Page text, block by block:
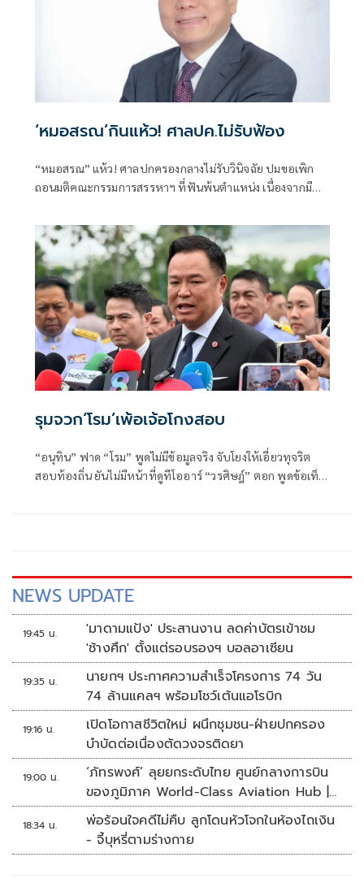
‘หมอสรณ’กินแห้ว! ศาลปค.ไม่รับฟ้อง
“หมอสรณ” แห้ว! ศาลปกครองกลางไม่รับวินิจฉัย ปมขอเพิก
ถอนมติคณะกรรมการสรรหาฯ ที่ฟันพ้นตำแหน่ง เนื่องจากมี
รุมจวก‘โรม’เพ้อเจ้อโกงสอบ
“อนุทิน” ฟาด “โรม” พูดไม่มีข้อมูลจริง จับโยงให้เอี่ยวทุจริต
สอบท้องถิ่น ยันไม่มีหน้าที่ดูทีโออาร์ “วรศิษฎ์” ตอก พูดข้อเท็จ
NEWS UPDATE
19:45 น.
'มาดามแป้ง' ประสานงาน ลดค่าบัตรเข้าชม
'ช้างศึก' ตั้งแต่รอบรองฯ บอลอาเซียน
19:35 น.
นายกฯ ประกาศความสำเร็จโครงการ 74 วัน
74 ล้านแคลฯ พร้อมโชว์เต้นแอโรบิก
19:16 น.
เปิดโอกาสชีวิตใหม่ ผนึกชุมชน-ฝ่ายปกครอง
บำบัดต่อเนื่องตัดวงจรติดยา
19:00 น.
‘ภัทรพงศ์’ ลุยยกระดับไทย ศูนย์กลางการบิน
ของภูมิภาค World-Class Aviation Hub |
ห้องข่าวไทยโพสต์สุดสัปดาห์
18:34 น.
พ่อร้อนใจคดีไม่คืบ ลูกโดนหัวโจกในห้องไถเงิน
- จี้บุหรี่ตามร่างกาย